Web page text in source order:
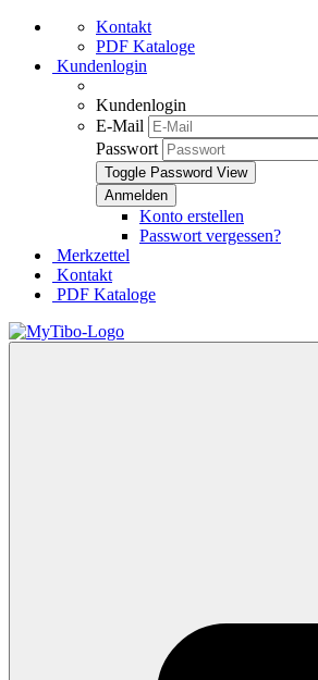
Kontakt
PDF Kataloge
Kundenlogin
Kundenlogin
E-Mail
Passwort
Toggle Password View
Konto erstellen
Passwort vergessen?
Merkzettel
Kontakt
PDF Kataloge